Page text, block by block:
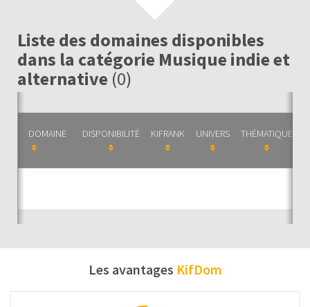
Liste des domaines disponibles
dans la catégorie Musique indie et
alternative (0)
DOMAINE DISPONIBILITÉ KIFRANK UNIVERS THÉMATIQUE
Les avantages KifDom